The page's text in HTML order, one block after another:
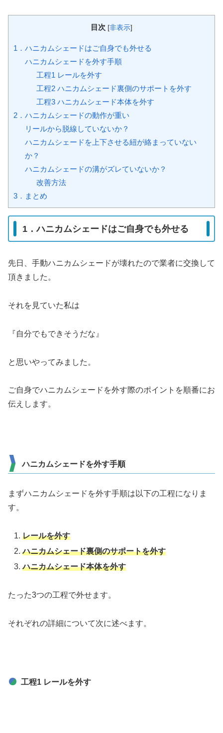
目次 [非表示]
1．ハニカムシェードはご自身でも外せる
ハニカムシェードを外す手順
工程1 レールを外す
工程2 ハニカムシェード裏側のサポートを外す
工程3 ハニカムシェード本体を外す
2．ハニカムシェードの動作が重い
リールから脱線していないか？
ハニカムシェードを上下させる紐が絡まっていない
か？
ハニカムシェードの溝がズレていないか？
改善方法
3．まとめ
1．ハニカムシェードはご自身でも外せる
先日、手動ハニカムシェードが壊れたので業者に交換して
頂きました。
それを見ていた私は
『自分でもできそうだな』
と思いやってみました。
ご自身でハニカムシェードを外す際のポイントを順番にお
伝えします。
ハニカムシェードを外す手順
まずハニカムシェードを外す手順は以下の工程になりま
す。
レールを外す
ハニカムシェード裏側のサポートを外す
ハニカムシェード本体を外す
たった3つの工程で外せます。
それぞれの詳細について次に述べます。
工程1 レールを外す